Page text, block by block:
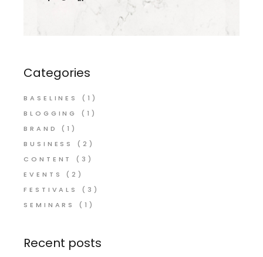
Categories
BASELINES
(1)
BLOGGING
(1)
BRAND
(1)
BUSINESS
(2)
CONTENT
(3)
EVENTS
(2)
FESTIVALS
(3)
SEMINARS
(1)
Recent posts